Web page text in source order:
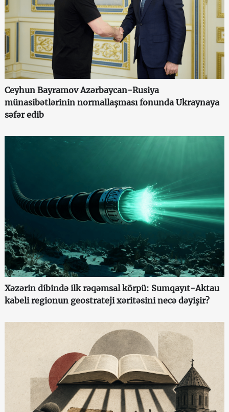
Ceyhun Bayramov Azərbaycan-Rusiya
münasibətlərinin normallaşması fonunda Ukraynaya
səfər edib
Xəzərin dibində ilk rəqəmsal körpü: Sumqayıt-Aktau
kabeli regionun geostrateji xəritəsini necə dəyişir?